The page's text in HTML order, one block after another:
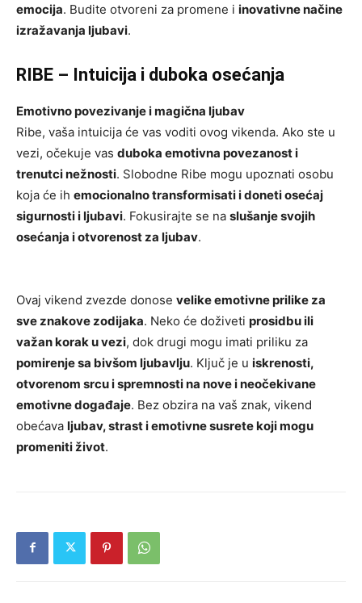
emocija. Budite otvoreni za promene i inovativne načine
izražavanja ljubavi.
RIBE – Intuicija i duboka osećanja
Emotivno povezivanje i magična ljubav
Ribe, vaša intuicija će vas voditi ovog vikenda. Ako ste u
vezi, očekuje vas duboka emotivna povezanost i
trenutci nežnosti. Slobodne Ribe mogu upoznati osobu
koja će ih emocionalno transformisati i doneti osećaj
sigurnosti i ljubavi. Fokusirajte se na slušanje svojih
osećanja i otvorenost za ljubav.
Ovaj vikend zvezde donose velike emotivne prilike za
sve znakove zodijaka. Neko će doživeti prosidbu ili
važan korak u vezi, dok drugi mogu imati priliku za
pomirenje sa bivšom ljubavlju. Ključ je u iskrenosti,
otvorenom srcu i spremnosti na nove i neočekivane
emotivne događaje. Bez obzira na vaš znak, vikend
obećava ljubav, strast i emotivne susrete koji mogu
promeniti život.